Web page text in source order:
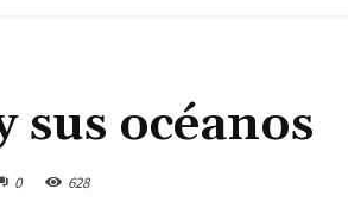
sus océanos
0 628